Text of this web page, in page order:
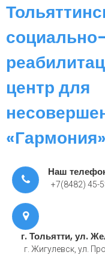
социально-
центр для
«Гармония»
Наш
+7(8482) 45-
г. Тольятти, ул.
г. Жигулевск, ул.